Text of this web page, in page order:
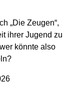
„Die Zeugen“,
ihrer Jugend zu
könnte also